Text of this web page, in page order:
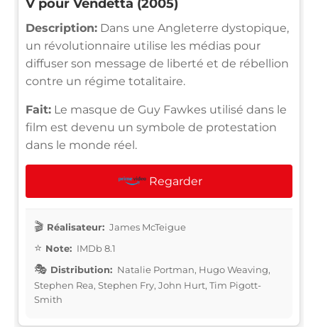
V pour Vendetta (2005)
Description: Dans une Angleterre dystopique,
un révolutionnaire utilise les médias pour
diffuser son message de liberté et de rébellion
contre un régime totalitaire.
Fait: Le masque de Guy Fawkes utilisé dans le
film est devenu un symbole de protestation
dans le monde réel.
Regarder
Réalisateur: James McTeigue
Note: IMDb 8.1
Distribution: Natalie Portman, Hugo Weaving,
Stephen Rea, Stephen Fry, John Hurt, Tim Pigott-
Smith